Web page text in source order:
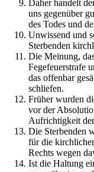
Daher handelt
uns gegenüber
des Todes und
Unwissend und
Sterbenden
Die Meinung,
Fegefeuerstrafe
das offenbar
schliefen.
Früher wurden
vor der
Aufrichtigkeit
Die Sterbenden
für die
Rechts wegen
Ist die Haltung